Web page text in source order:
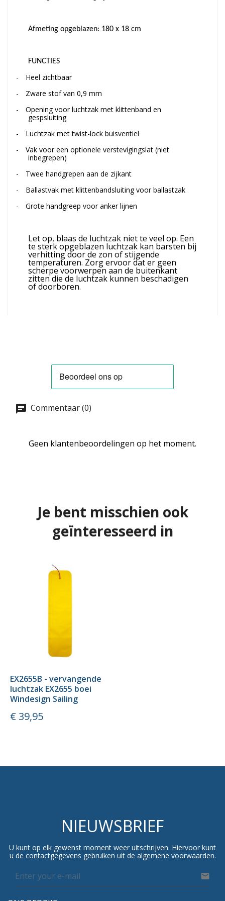
Afmeting opgeblazen: 180 x 18 cm
FUNCTIES
-
Heel zichtbaar
-
Zware stof van 0,9 mm
-
Opening voor luchtzak met klittenband en
gespsluiting
-
Luchtzak met twist-lock buisventiel
-
Vak voor een optionele verstevigingslat (niet
inbegrepen)
-
Twee handgrepen aan de zijkant
-
Ballastvak met klittenbandsluiting voor ballastzak
-
Grote handgreep voor anker lijnen
Let op, blaas de luchtzak niet te veel op. Een
te sterk opgeblazen luchtzak kan barsten bij
verhitting door de zon of stijgende
temperaturen. Zorg ervoor dat er geen
scherpe voorwerpen aan de buitenkant
zitten die de luchtzak kunnen beschadigen
of doorboren.
Commentaar (0)
Geen klantenbeoordelingen op het moment.
Je bent misschien ook
geïnteresseerd in
EX2655B - vervangende
luchtzak EX2655 boei
Windesign Sailing
Prijs
€ 39,95
NIEUWSBRIEF
U kunt op elk gewenst moment weer uitschrijven. Hiervoor kunt
u de contactgegevens gebruiken uit de algemene voorwaarden.
